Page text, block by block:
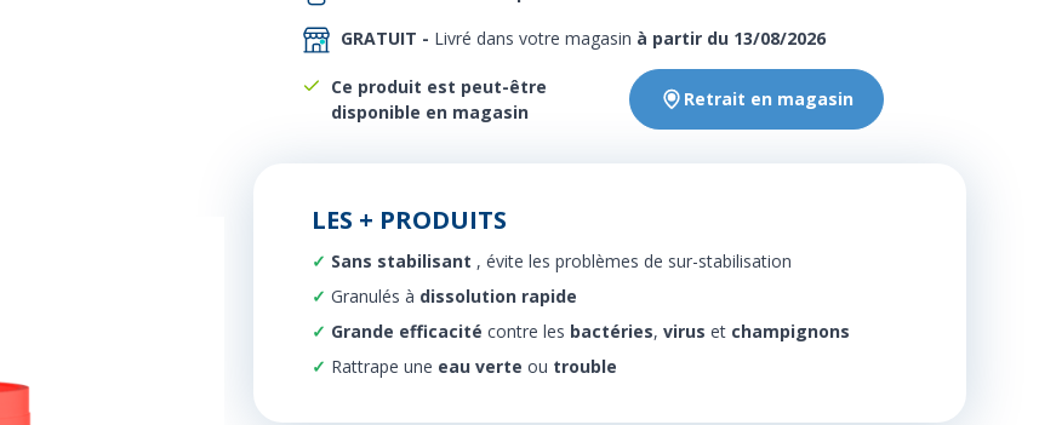
GRATUIT - Livré dans votre magasin à partir du 13/08/2026
Ce produit est peut-être
disponible en magasin
Retrait en magasin
LES + PRODUITS
Sans stabilisant , évite les problèmes de sur-stabilisation
Granulés à dissolution rapide
Grande efficacité contre les bactéries, virus et champignons
Rattrape une eau verte ou trouble